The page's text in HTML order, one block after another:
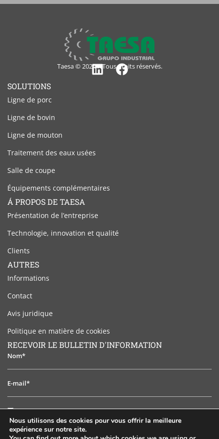
Taesa © 2024 – Tous droits réservés.
SOLUTIONS
Ligne de porc
Ligne de bovin
Ligne de mouton
Traitement des eaux usées
Salle de coupe
Équipements complémentaires
Á PROPOS DE TAESA
Présentation de l’entreprise
Technologie, innovation et qualité
Clients
AUTRES
Informations
Contact
Avis juridique
Politique en matière de cookies
RECEVOIR LE BULLETIN D'INFORMATION
Nom*
E-
J'ai
lu
et
J'ai lu et j'accepte l'avis juridique
S'ABONNER
Nous utilisons des cookies pour vous offrir la meilleure
expérience sur notre site.